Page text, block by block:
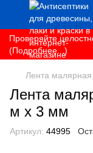
Проверяйте
(Подробнее...)
Лента
Лента
м x 3 мм
Артикул: 44995